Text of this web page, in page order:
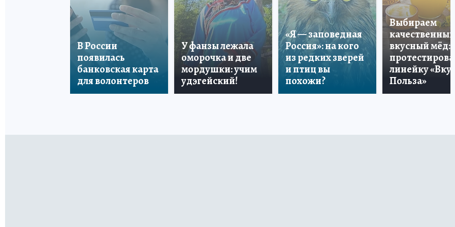
В России
появилась
банковская карта
для волонтеров
У фанзы лежала
оморочка и две
мордушки: учим
удэгейский!
«Я — заповедная
Россия»: на кого
из редких зверей
и птиц вы
похожи?
Выбираем
качественный
вкусный мёд:
линейку «Вкус
Польза»